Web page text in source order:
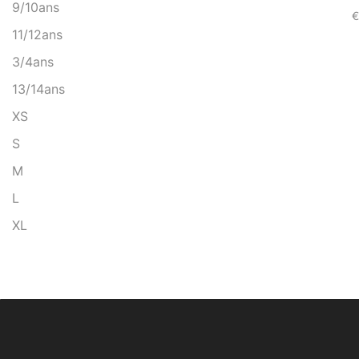
€
9/10ans
11/12ans
3/4ans
13/14ans
XS
S
M
L
XL